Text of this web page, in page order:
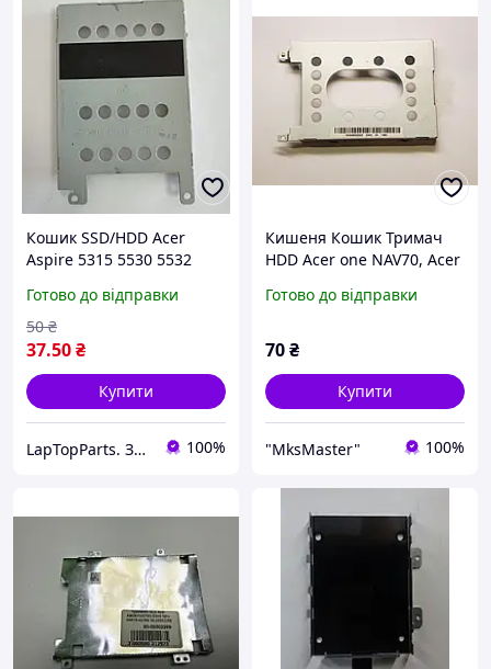
Кошик SSD/HDD Acer
Aspire 5315 5530 5532
AM01K000900
Готово до відправки
37.50₴
50 ₴
Купити
LapTopParts. Запчастини до ноутбуків та ПК вживані 100%
Кишеня Кошик Тримач
HDD Acer one NAV70, Acer
AM0AE000500, бу
Готово до відправки
70₴
Купити
"MksMaster" 100%